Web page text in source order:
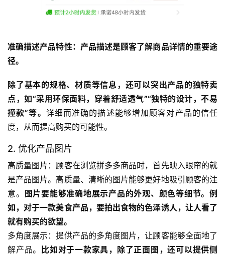
准确描述产品特性：产品描述是顾客了解商品详情的重要途
径。
除了基本的规格、材质等信息，还可以突出产品的独特卖
点，如“采用环保面料，穿着舒适透气”“独特的设计，不易
撞款”等。 详细而准确的描述能够增加顾客对产品的信任
度，从而提高购买的可能性。
2. 优化产品图片
高质量图片：顾客在浏览拼多多商品时，首先映入眼帘的就
是产品图片。高质量、清晰的图片能够更好地吸引顾客的注
意。 图片要能够准确地展示产品的外观、颜色等细节。例
如，对于一款美食产品，要拍出食物的色泽诱人，让人看了
就有购买的欲望。
多角度展示：提供产品的多角度图片，让顾客能够全面地了
解产品。 比如对于一款家具，除了正面图，还可以提供侧